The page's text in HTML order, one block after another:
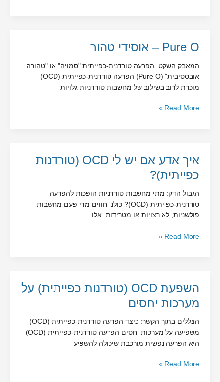
Pure O – אוסידי טהור
המאבק השקט: הפרעה טורדנית-כפייתית "סמויה" או "טהורה
אובססיבית" (Pure O) הפרעה טורדנית-כפייתית (OCD)
מוכרת לרוב בשילוב של מחשבות טורדניות גלויות
Pure
–
אוסידי
טהור
Read More »
איך אדע אם יש לי OCD (טורדנות
כפייתית)?
הגבול הדק: מתי מחשבות טורדניות הופכות להפרעה
טורדנית-כפייתית (OCD)? כולנו חווים מדי פעם מחשבות
פולשניות, לא רצויות או מטרידות. אלו
איך
אדע
אם
יש
לי
OCD
כפייתית)?
Read More »
השפעת OCD (טורדנות כפייתית) על
מערכות יחסים
הצללים בתוך הקשר: כיצד הפרעה טורדנית-כפייתית (OCD)
משפיעה על מערכות יחסים הפרעה טורדנית-כפייתית (OCD)
היא הפרעה נפשית מורכבת שיכולה להשפיע
השפעת
(טורדנות
כפייתית)
על
מערכות
Read More »